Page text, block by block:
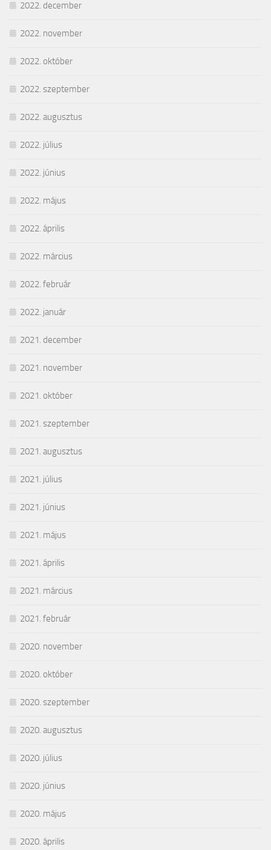
2022. december
2022. november
2022. október
2022. szeptember
2022. augusztus
2022. július
2022. június
2022. május
2022. április
2022. március
2022. február
2022. január
2021. december
2021. november
2021. október
2021. szeptember
2021. augusztus
2021. július
2021. június
2021. május
2021. április
2021. március
2021. február
2020. november
2020. október
2020. szeptember
2020. augusztus
2020. július
2020. június
2020. május
2020. április